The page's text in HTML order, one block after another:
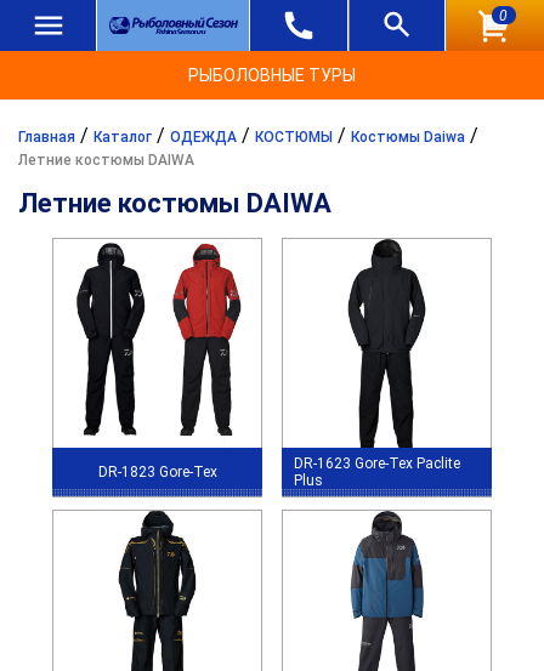
0
РЫБОЛОВНЫЕ ТУРЫ
Главная / Каталог / ОДЕЖДА / КОСТЮМЫ / Костюмы Daiwa /
Летние костюмы DAIWA
Летние костюмы DAIWA
DR-1823 Gore-Tex
DR-1623 Gore-Tex Paclite
Plus